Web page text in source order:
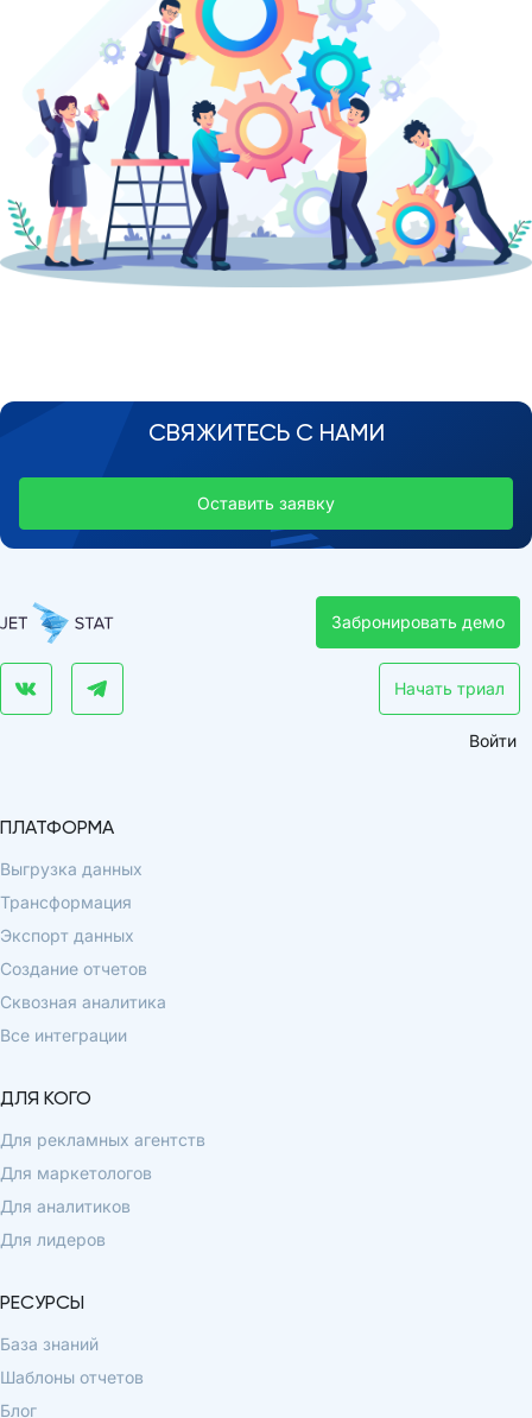
СВЯЖИТЕСЬ С НАМИ
Оставить заявку
Забронировать демо
Начать триал
Войти
ПЛАТФОРМА
Выгрузка данных
Трансформация
Экспорт данных
Создание отчетов
Сквозная аналитика
Все интеграции
ДЛЯ КОГО
Для рекламных агентств
Для маркетологов
Для аналитиков
Для лидеров
РЕСУРСЫ
База знаний
Шаблоны отчетов
Блог